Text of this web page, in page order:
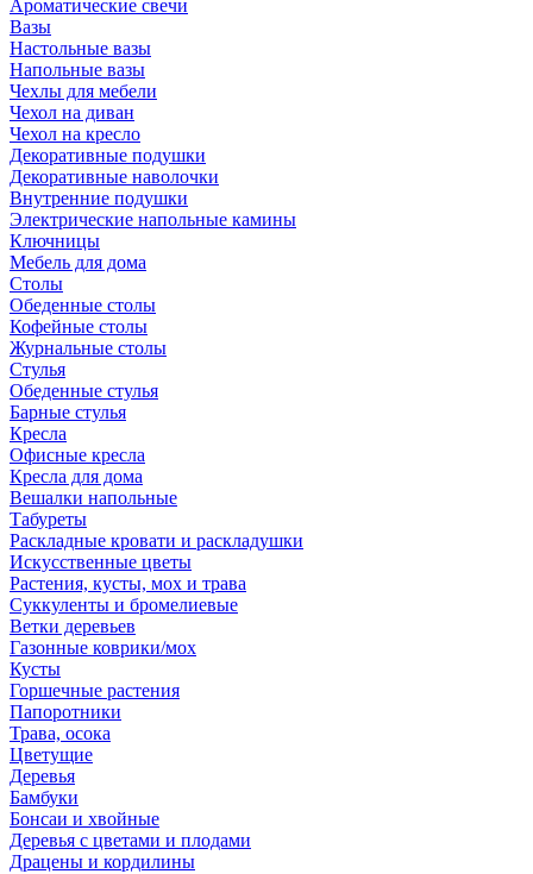
Ароматические свечи
Вазы
Настольные вазы
Напольные вазы
Чехлы для мебели
Чехол на диван
Чехол на кресло
Декоративные подушки
Декоративные наволочки
Внутренние подушки
Электрические напольные камины
Ключницы
Мебель для дома
Столы
Обеденные столы
Кофейные столы
Журнальные столы
Стулья
Обеденные стулья
Барные стулья
Кресла
Офисные кресла
Кресла для дома
Вешалки напольные
Табуреты
Раскладные кровати и раскладушки
Искусственные цветы
Растения, кусты, мох и трава
Суккуленты и бромелиевые
Ветки деревьев
Газонные коврики/мох
Кусты
Горшечные растения
Папоротники
Трава, осока
Цветущие
Деревья
Бамбуки
Бонсаи и хвойные
Деревья с цветами и плодами
Драцены и кордилины